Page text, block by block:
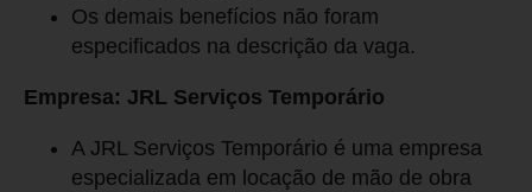
Os demais benefícios não foram
especificados na descrição da vaga.
Empresa: JRL Serviços Temporário
A JRL Serviços Temporário é uma empresa
especializada em locação de mão de obra